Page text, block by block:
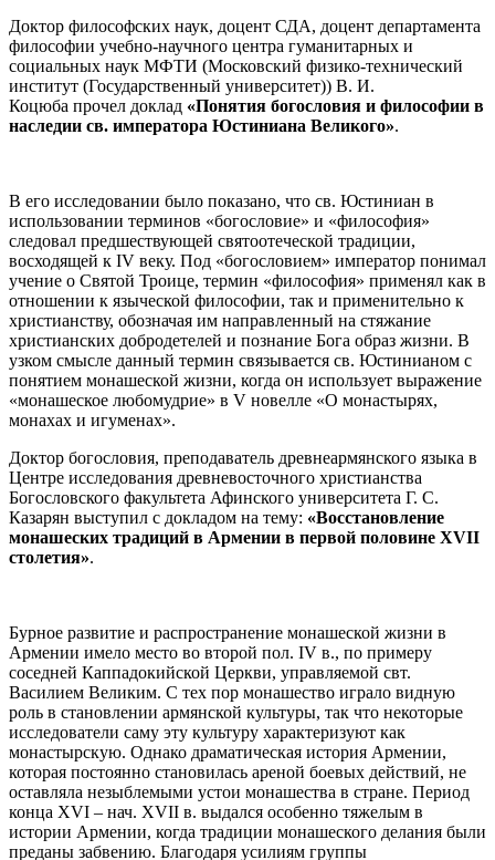
Доктор философских наук, доцент СДА, доцент департамента
философии учебно-научного центра гуманитарных и
социальных наук МФТИ (Московский физико-технический
институт (Государственный университет)) В. И.
Коцюба прочел доклад «Понятия богословия и философии в
наследии св. императора Юстиниана Великого».
В его исследовании было показано, что св. Юстиниан в
использовании терминов «богословие» и «философия»
следовал предшествующей святоотеческой традиции,
восходящей к IV веку. Под «богословием» император понимал
учение о Святой Троице, термин «философия» применял как в
отношении к языческой философии, так и применительно к
христианству, обозначая им направленный на стяжание
христианских добродетелей и познание Бога образ жизни. В
узком смысле данный термин связывается св. Юстинианом с
понятием монашеской жизни, когда он использует выражение
«монашеское любомудрие» в V новелле «О монастырях,
монахах и игуменах».
Доктор богословия, преподаватель древнеармянского языка в
Центре исследования древневосточного христианства
Богословского факультета Афинского университета Г. С.
Казарян выступил с докладом на тему: «Восстановление
монашеских традиций в Армении в первой половине XVII
столетия».
Бурное развитие и распространение монашеской жизни в
Армении имело место во второй пол. IV в., по примеру
соседней Каппадокийской Церкви, управляемой свт.
Василием Великим. С тех пор монашество играло видную
роль в становлении армянской культуры, так что некоторые
исследователи саму эту культуру характеризуют как
монастырскую. Однако драматическая история Армении,
которая постоянно становилась ареной боевых действий, не
оставляла незыблемыми устои монашества в стране. Период
конца XVI – нач. XVII в. выдался особенно тяжелым в
истории Армении, когда традиции монашеского делания были
преданы забвению. Благодаря усилиям группы